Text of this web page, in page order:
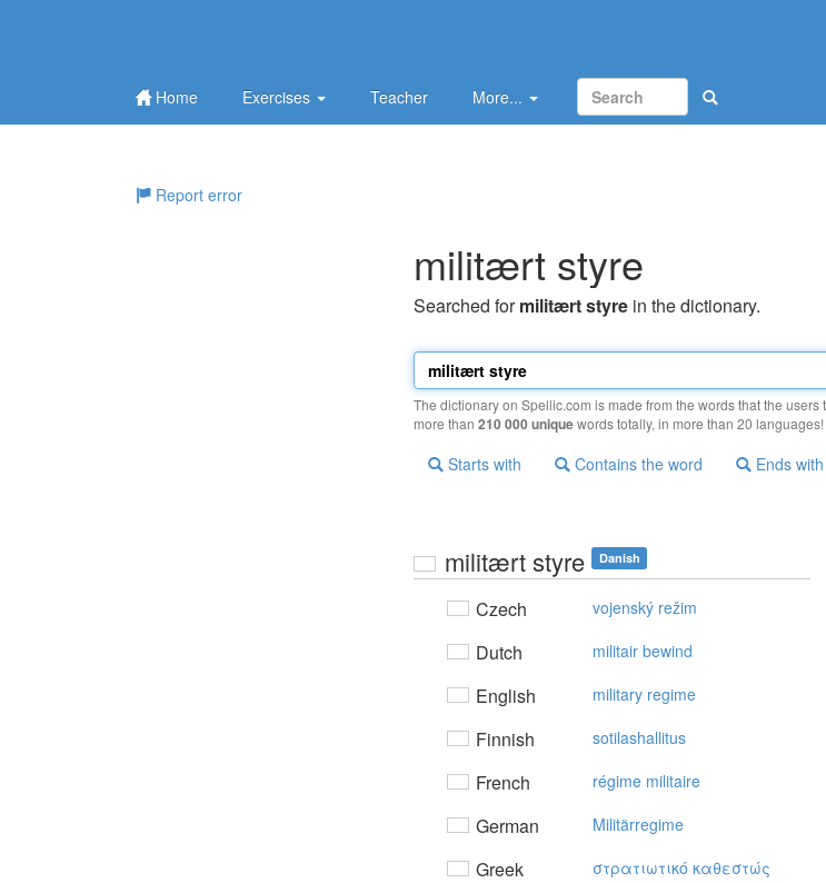
Home Exercises Teacher More...
Report error
militært styre
Searched formilitært styre in the dictionary.
The dictionary on Spellic.com is made from the words that the
more than 210 000 uniquewords totally, in more than 20 languages!
Starts with Contains the word Ends with
militært styre Danish
Czech vojenský režim
Dutch militair bewind
English military regime
Finnish sotilashallitus
French régime militaire
German Militärregime
Greek στρατιωτικό καθεστώς